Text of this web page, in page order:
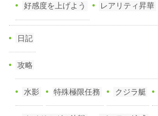
好感度を上げよう レアリティ昇華
日記
攻略
水影 特殊極限任務 クジラ艇